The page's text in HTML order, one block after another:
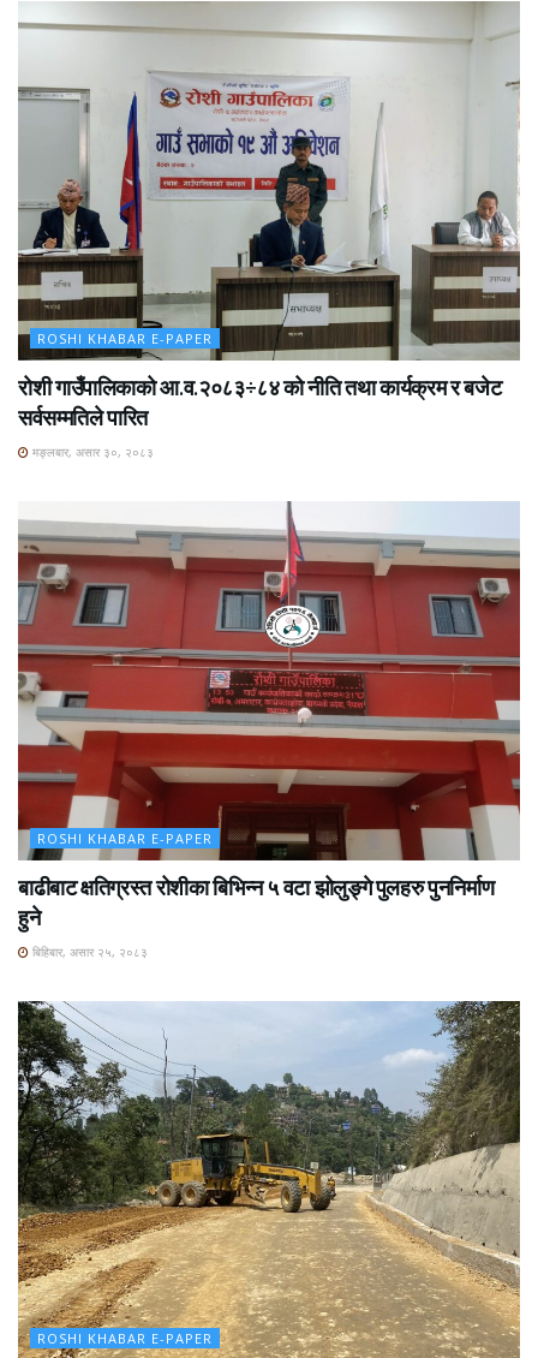
ROSHI KHABAR E-PAPER
रोशी गाउँपालिकाको आ.व.२०८३÷८४ को नीति तथा कार्यक्रम र बजेट
सर्वसम्मतिले पारित
मङ्लबार, असार ३०, २०८३
ROSHI KHABAR E-PAPER
बाढीबाट क्षतिग्रस्त रोशीका बिभिन्न ५ वटा झोलुङ्गे पुलहरु पुननिर्माण
हुने
बिहिबार, असार २५, २०८३
ROSHI KHABAR E-PAPER